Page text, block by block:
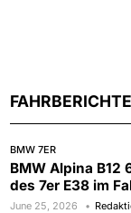
FAHRBERICHTE
BMW 7ER
BMW Alpina B12
des 7er E38 im
June 25, 2026